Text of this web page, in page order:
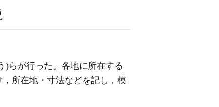
)らが行った。各地に所在する
所在地・寸法などを記し，模